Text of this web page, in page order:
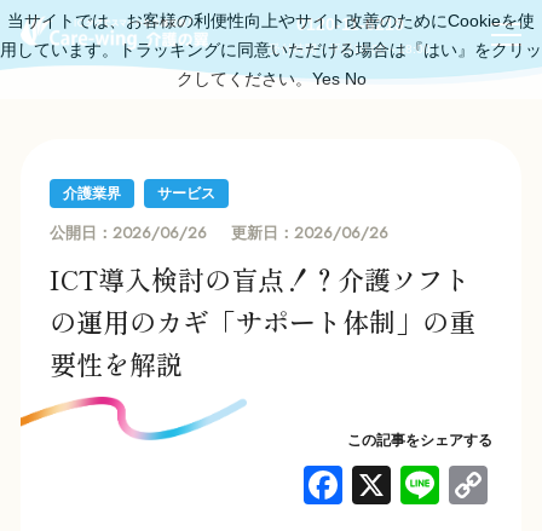
0120-11-6219
受付時間：平日10:00～18:00
介護業界 サービス
公開日： 2026/06/26 更新日： 2026/06/26
ICT導入検討の盲点！？介護ソフト
の運用のカギ「サポート体制」の重
要性を解説
この記事をシェアする
F X Li
当サイトでは、お客様の利便性向上やサイト改善のためにCookieを使
用しています。トラッキングに同意いただける場合は『はい』をクリッ
クしてください。Yes No